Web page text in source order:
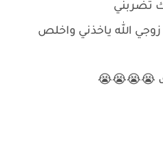
تضربني
زوجي الله ياخذني واخلص
😭😭😭😭